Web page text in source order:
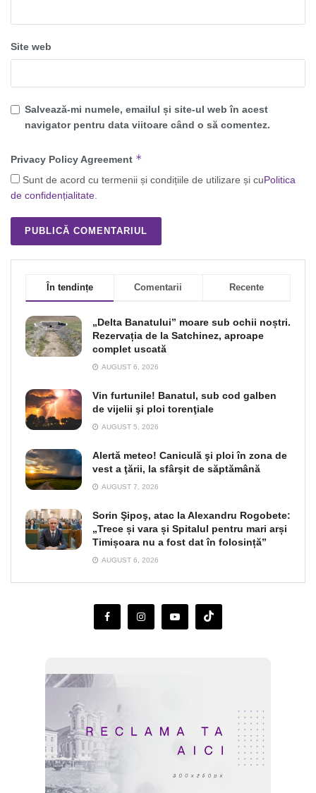
Site web
Salvează-mi numele, emailul și site-ul web în acest
navigator pentru data viitoare când o să comentez.
Privacy Policy Agreement *
Sunt de acord cu termenii și condițiile de utilizare și cuPolitica
de confidențialitate.
În tendințe Comentarii Recente
„Delta Banatului” moare sub ochii noștri.
Rezervația de la Satchinez, aproape
complet uscată
AUGUST 6, 2026
Vin furtunile! Banatul, sub cod galben
de vijelii şi ploi torenţiale
AUGUST 5, 2026
Alertă meteo! Caniculă şi ploi în zona de
vest a ţării, la sfârşit de săptămână
AUGUST 7, 2026
Sorin Şipoş, atac la Alexandru Rogobete:
„Trece și vara și Spitalul pentru mari arși
Timișoara nu a fost dat în folosință”
AUGUST 6, 2026